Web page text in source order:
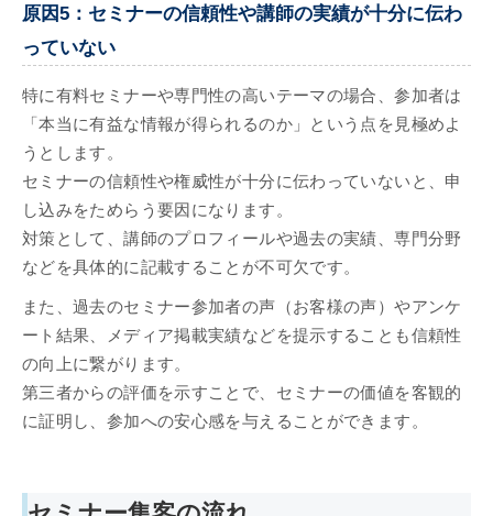
原因5：セミナーの信頼性や講師の実績が十分に伝わ
っていない
特に有料セミナーや専門性の高いテーマの場合、参加者は
「本当に有益な情報が得られるのか」という点を見極めよ
うとします。
セミナーの信頼性や権威性が十分に伝わっていないと、申
し込みをためらう要因になります。
対策として、講師のプロフィールや過去の実績、専門分野
などを具体的に記載することが不可欠です。
また、過去のセミナー参加者の声（お客様の声）やアンケ
ート結果、メディア掲載実績などを提示することも信頼性
の向上に繋がります。
第三者からの評価を示すことで、セミナーの価値を客観的
に証明し、参加への安心感を与えることができます。